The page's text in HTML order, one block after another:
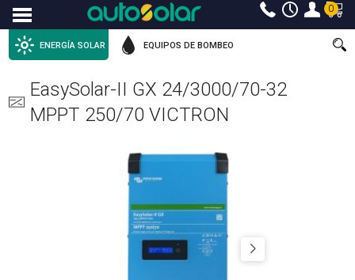
Menu 0
ENERGÍA SOLAR EQUIPOS DE BOMBEO
EasySolar-II GX 24/3000/70-32
MPPT 250/70 VICTRON